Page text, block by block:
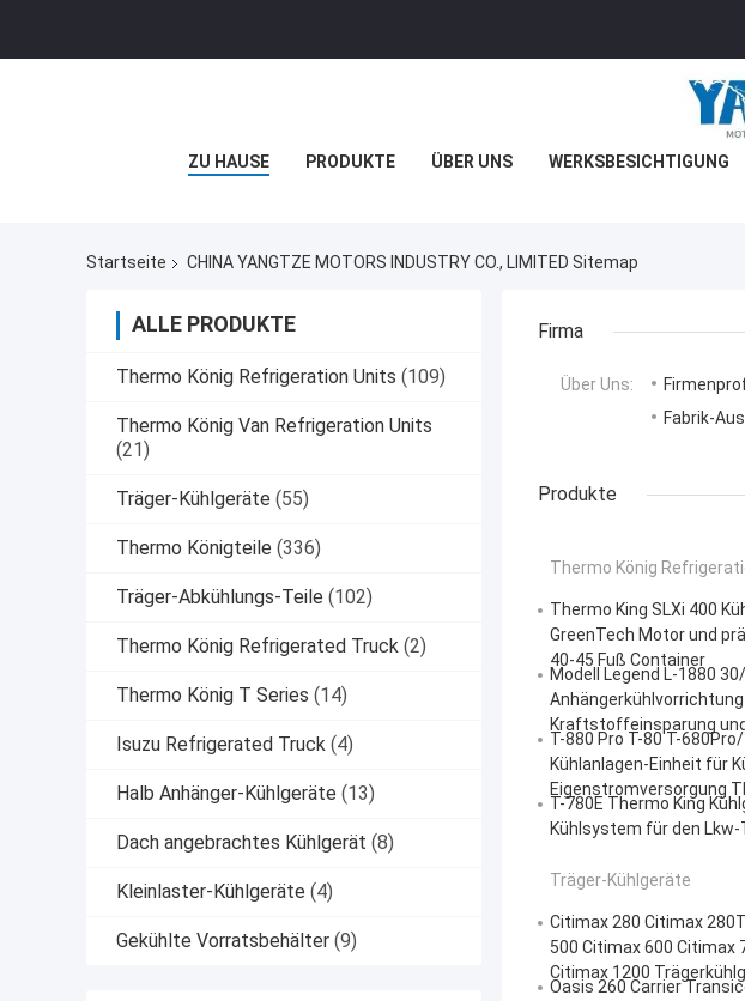
ZU HAUSE PRODUKTE ÜBER UNS WERKSBESICHTIGUNG
Startseite CHINA YANGTZE MOTORS INDUSTRY CO., LIMITED Sitemap
ALLE PRODUKTE
Thermo König Refrigeration Units (109)
Thermo König Van Refrigeration Units
(21)
Träger-Kühlgeräte (55)
Thermo Königteile (336)
Träger-Abkühlungs-Teile (102)
Thermo König Refrigerated Truck (2)
Thermo König T Series (14)
Isuzu Refrigerated Truck (4)
Halb Anhänger-Kühlgeräte (13)
Dach angebrachtes Kühlgerät (8)
Kleinlaster-Kühlgeräte (4)
Gekühlte Vorratsbehälter (9)
Firma
Über Uns:
Fabrik-
Produkte
Thermo König
Thermo King SLXi 400
GreenTech Motor und
40-45 Fuß Container
Modell Legend L-1880
Kraftstoffeinsparung
T-880 Pro T-80 T-
Kühlanlagen-Einheit für
Eigenstromversorgung
T-780E Thermo King
Kühlsystem für den
Träger-Kühlgeräte
Citimax 280 Citimax
500 Citimax 600 Citimax
Citimax 1200
Oasis 260 Carrier